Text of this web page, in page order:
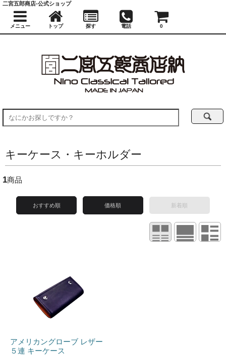
キーケース・キーホルダー
1商品
おすすめ順 価格順 新着順
アメリカングローブ レザー
５連 キーケース
二宮五郎商店-公式ショップ
メニュー トップ 探す 電話 0